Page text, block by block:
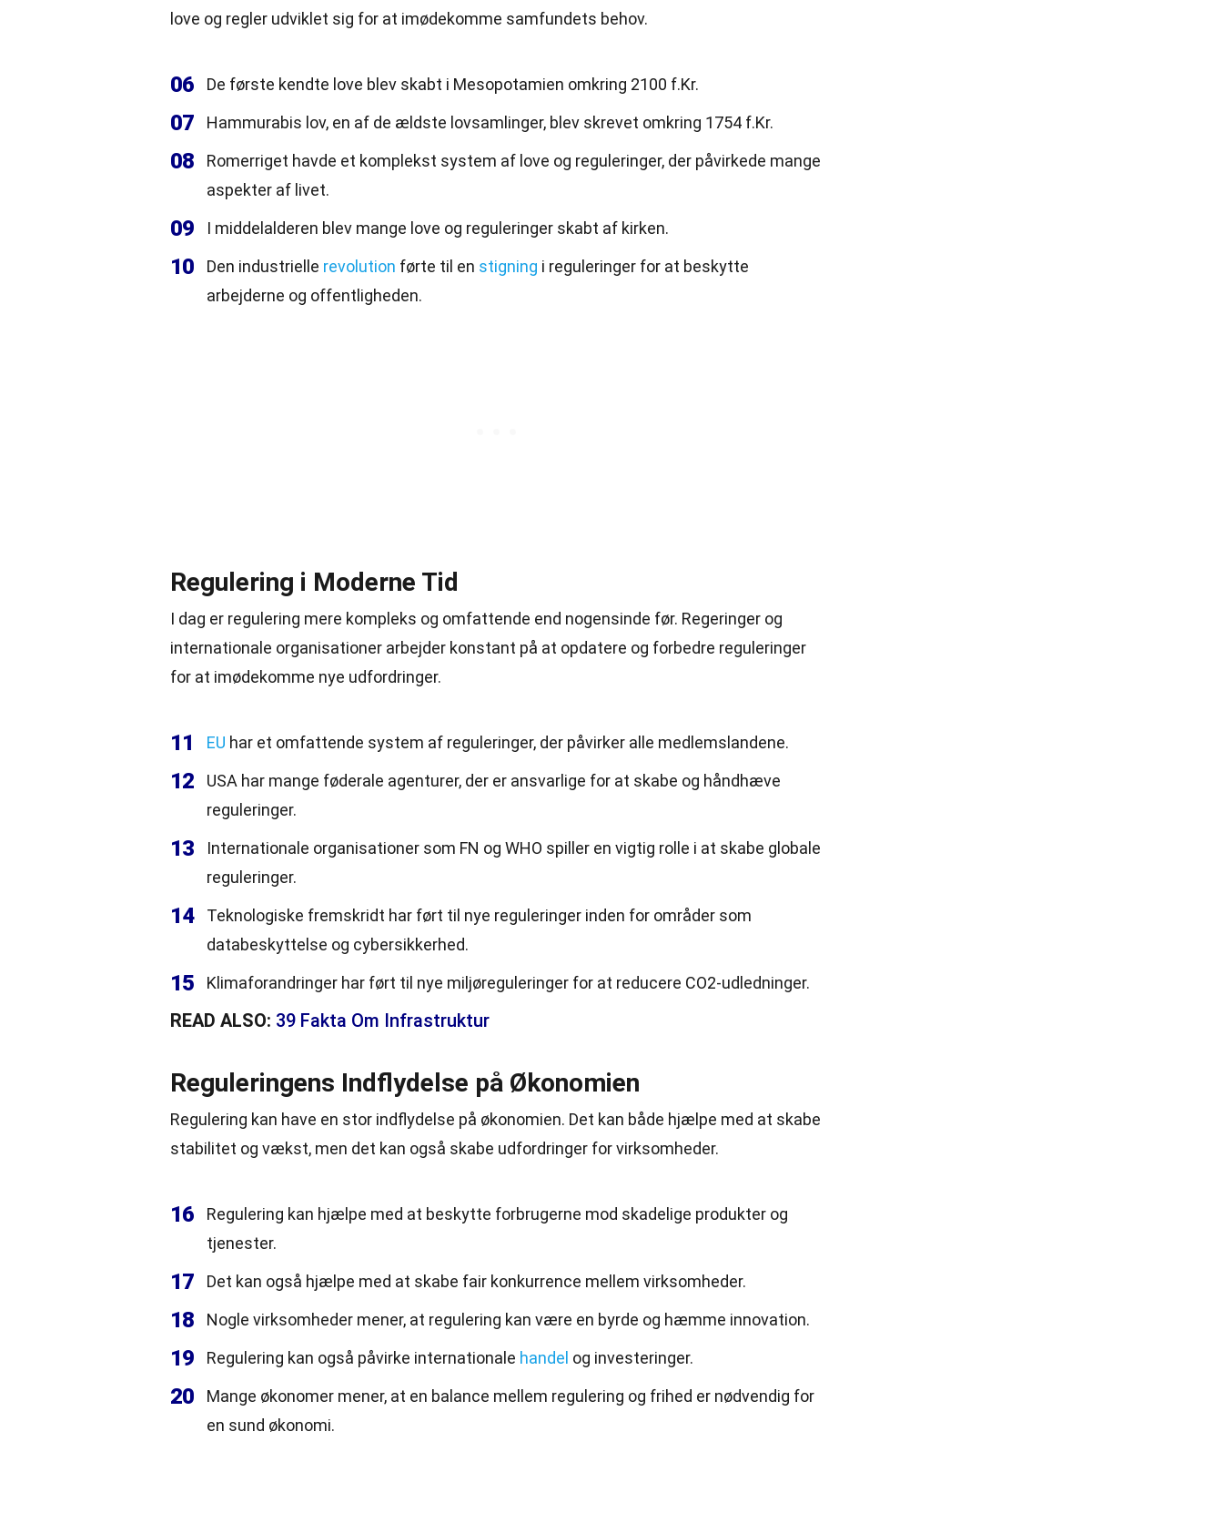
love og regler udviklet sig for at imødekomme samfundets behov.
06 De første kendte love blev skabt i Mesopotamien omkring 2100 f.Kr.
07 Hammurabis lov, en af de ældste lovsamlinger, blev skrevet omkring 1754 f.Kr.
08
Romerriget havde et komplekst system af love og reguleringer, der påvirkede mange
aspekter af livet.
09 I middelalderen blev mange love og reguleringer skabt af kirken.
10 Den industrielle revolution førte til en stigning i reguleringer for at beskytte
arbejderne og offentligheden.
Regulering i Moderne Tid
I dag er regulering mere kompleks og omfattende end nogensinde før. Regeringer og
internationale organisationer arbejder konstant på at opdatere og forbedre reguleringer
for at imødekomme nye udfordringer.
11 EU har et omfattende system af reguleringer, der påvirker alle medlemslandene.
12
USA har mange føderale agenturer, der er ansvarlige for at skabe og håndhæve
reguleringer.
13
Internationale organisationer som FN og WHO spiller en vigtig rolle i at skabe globale
reguleringer.
14
Teknologiske fremskridt har ført til nye reguleringer inden for områder som
databeskyttelse og cybersikkerhed.
15 Klimaforandringer har ført til nye miljøreguleringer for at reducere CO2-udledninger.
READ ALSO: 39 Fakta Om Infrastruktur
Reguleringens Indflydelse på Økonomien
Regulering kan have en stor indflydelse på økonomien. Det kan både hjælpe med at skabe
stabilitet og vækst, men det kan også skabe udfordringer for virksomheder.
16
Regulering kan hjælpe med at beskytte forbrugerne mod skadelige produkter og
tjenester.
17 Det kan også hjælpe med at skabe fair konkurrence mellem virksomheder.
18 Nogle virksomheder mener, at regulering kan være en byrde og hæmme innovation.
19 Regulering kan også påvirke internationale handel og investeringer.
20
Mange økonomer mener, at en balance mellem regulering og frihed er nødvendig for
en sund økonomi.